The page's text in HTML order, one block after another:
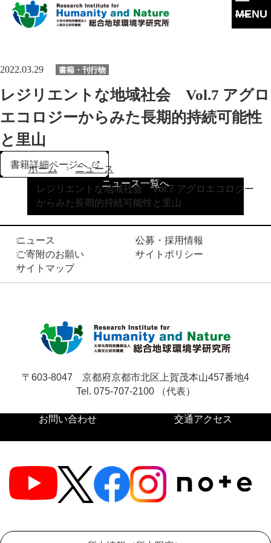
ス
ッ
プ
MENU
研究所概要
所長挨拶
理念・達成目標
運営体制・方針
社会連携
沿革
情報公開
施設紹介
交通アクセス
研究活動
研究体制・研究の流れ
研究一覧
スタッフ一覧
過去の研究
研究成果
研究成果一覧
最新論文
共同利用
共同利用
実験施設
大学院教育
刊行物
内
English
2022.03.29 書籍・刊行物
レジリエントな地域社会 Vol.7 アグロ
エコロジーからみた長期的持続可能性
と里山
書籍詳細ページへ
ニュース一覧へ
ホーム
ニュース
レジリエントな地域社会 Vol.7 アグロエコロジー
からみた長期的持続可能性と里山
ニュース
公募・採用情報
ご寄附のお願い
サイトポリシー
サイトマップ
〒603-8047 京都府京都市北区上賀茂本山457番地4
Tel. 075-707-2100 （代表）
お問い合わせ 交通アクセス